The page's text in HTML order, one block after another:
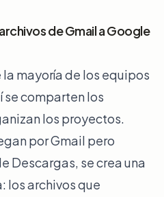
de Gmail a Google
mayoría de los equipos
se comparten los
los proyectos.
por Gmail pero
Descargas, se crea una
los archivos que